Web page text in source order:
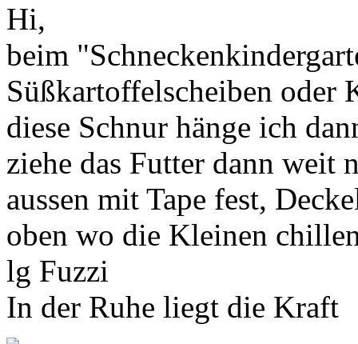
Hi,
beim
Süßkartoffelscheiben oder
diese Schnur hänge ich
ziehe das Futter dann weit
aussen mit Tape fest,
oben wo die Kleinen
lg Fuzzi
In der Ruhe liegt die Kraft